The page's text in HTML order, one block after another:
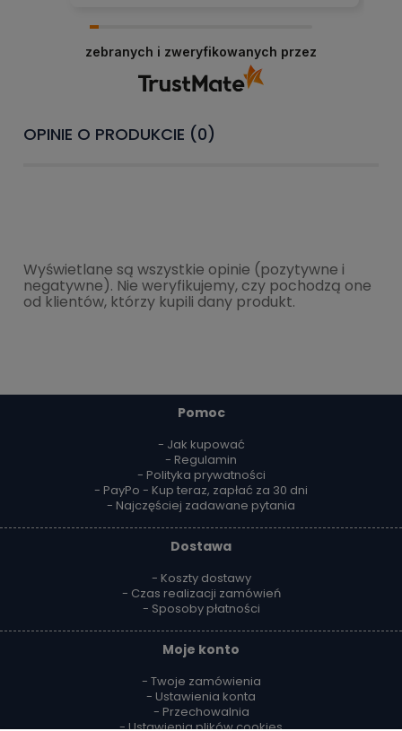
zebranych i zweryfikowanych przez
OPINIE O PRODUKCIE (0)
Wyświetlane są wszystkie opinie (pozytywne i
negatywne). Nie weryfikujemy, czy pochodzą one
od klientów, którzy kupili dany produkt.
Pomoc
- Jak kupować
- Regulamin
- Polityka prywatności
- PayPo - Kup teraz, zapłać za 30 dni
- Najczęściej zadawane pytania
Dostawa
- Koszty dostawy
- Czas realizacji zamówień
- Sposoby płatności
Moje konto
- Twoje zamówienia
- Ustawienia konta
- Przechowalnia
- Ustawienia plików cookies